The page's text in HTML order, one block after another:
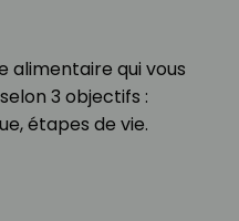
alimentaire qui vous
3 objectifs :
étapes de vie.